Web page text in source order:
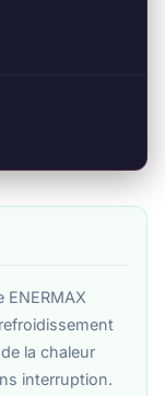
la chaleur
interruption.